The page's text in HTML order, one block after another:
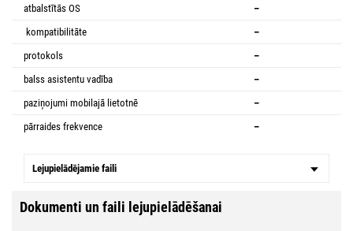
atbalstītās OS
–
kompatibilitāte
–
protokols
–
balss asistentu vadība
–
paziņojumi mobilajā lietotnē
–
pārraides frekvence
–
Lejupielādējamie faili
Dokumenti un faili lejupielādēšanai